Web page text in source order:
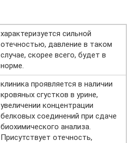
характеризуется сильной
отечностью, давление в таком
случае, скорее всего, будет в
норме.
клиника проявляется в наличии
кровяных сгустков в урине,
увеличении концентрации
белковых соединений при сдаче
биохимического анализа.
Присутствует отечность,